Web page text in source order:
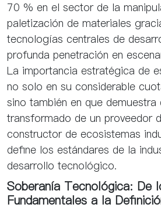
70 % en el sector de la
paletización de materiales
tecnologías centrales de
profunda penetración en
La importancia estratégica de
no solo en su considerable
sino también en que demuestra
transformado de un proveedor
constructor de ecosistemas
define los estándares de la
desarrollo tecnológico.
Soberanía Tecnológica: De
Fundamentales a la